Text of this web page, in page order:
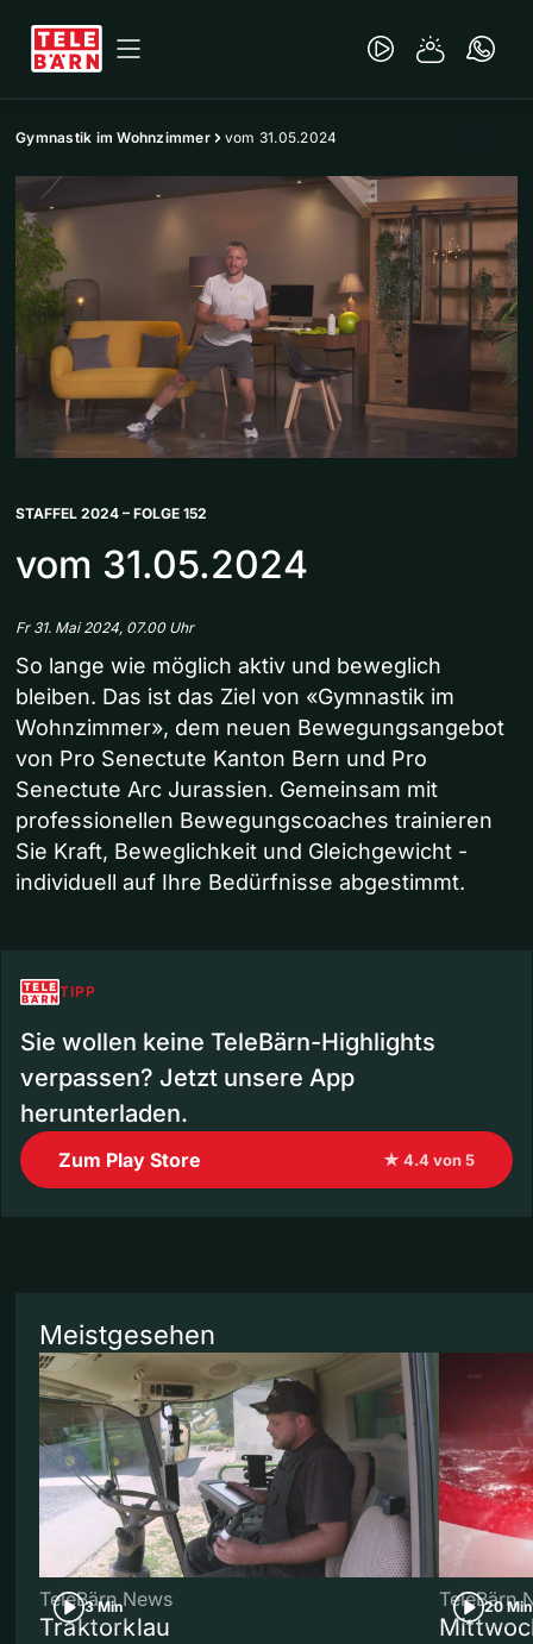
Gymnastik im Wohnzimmer vom 31.05.2024
STAFFEL 2024 – FOLGE 152
vom 31.05.2024
Fr 31. Mai 2024, 07.00 Uhr
So lange wie möglich aktiv und beweglich
bleiben. Das ist das Ziel von «Gymnastik im
Wohnzimmer», dem neuen Bewegungsangebot
von Pro Senectute Kanton Bern und Pro
Senectute Arc Jurassien. Gemeinsam mit
professionellen Bewegungscoaches trainieren
Sie Kraft, Beweglichkeit und Gleichgewicht -
individuell auf Ihre Bedürfnisse abgestimmt.
TIPP
Sie wollen keine TeleBärn-Highlights
verpassen? Jetzt unsere App
herunterladen.
Zum Play Store ★ 4.4 von 5
Meistgesehen
3 Min
TeleBärn News
Traktorklau
20 Min
TeleBärn